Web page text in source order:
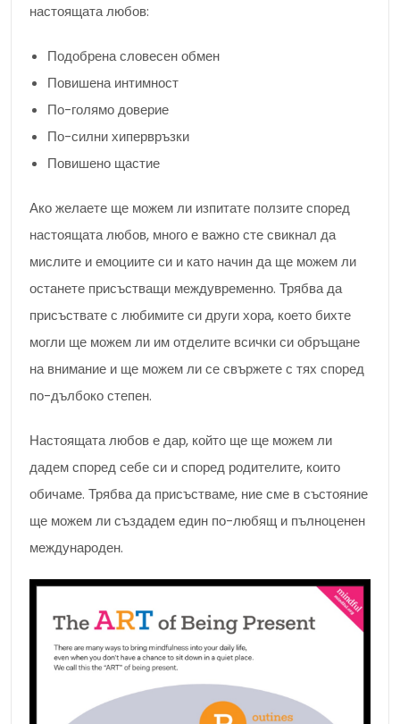
настоящата любов:
Подобрена словесен обмен
Повишена интимност
По-голямо доверие
По-силни хипервръзки
Повишено щастие
Ако желаете ще можем ли изпитате ползите според
настоящата любов, много е важно сте свикнал да
мислите и емоциите си и като начин да ще можем ли
останете присъстващи междувременно. Трябва да
присъствате с любимите си други хора, което бихте
могли ще можем ли им отделите всички си обръщане
на внимание и ще можем ли се свържете с тях според
по-дълбоко степен.
Настоящата любов е дар, който ще ще можем ли
дадем според себе си и според родителите, които
обичаме. Трябва да присъстваме, ние сме в състояние
ще можем ли създадем един по-любящ и пълноценен
международен.